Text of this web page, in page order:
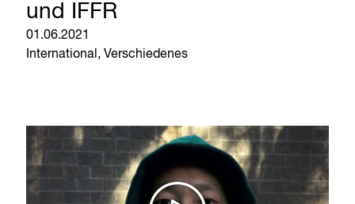
und IFFR
01.06.2021
International, Verschiedenes